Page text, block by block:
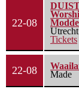
22-08
Utrecht
Tickets
22-08
Made